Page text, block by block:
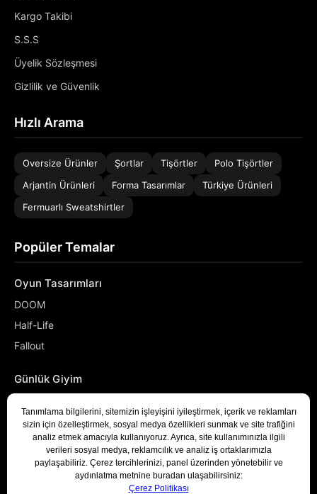
Kargo Takibi
S.S.S
Üyelik Sözleşmesi
Gizlilik ve Güvenlik
Hızlı Arama
Oversize Ürünler Şortlar Tişörtler
Polo Tişörtler
Arjantin Ürünleri
Forma Tasarımlar
Türkiye Ürünleri
Fermuarlı Sweatshirtler
Popüler Temalar
Oyun Tasarımları
DOOM
Half-Life
Fallout
Günlük Giyim
Denizci
Developer